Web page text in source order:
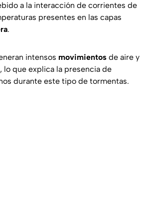
a la interacción de corrientes de
presentes en las capas
.
intensos movimientos de aire y
que explica la presencia de
durante este tipo de tormentas.